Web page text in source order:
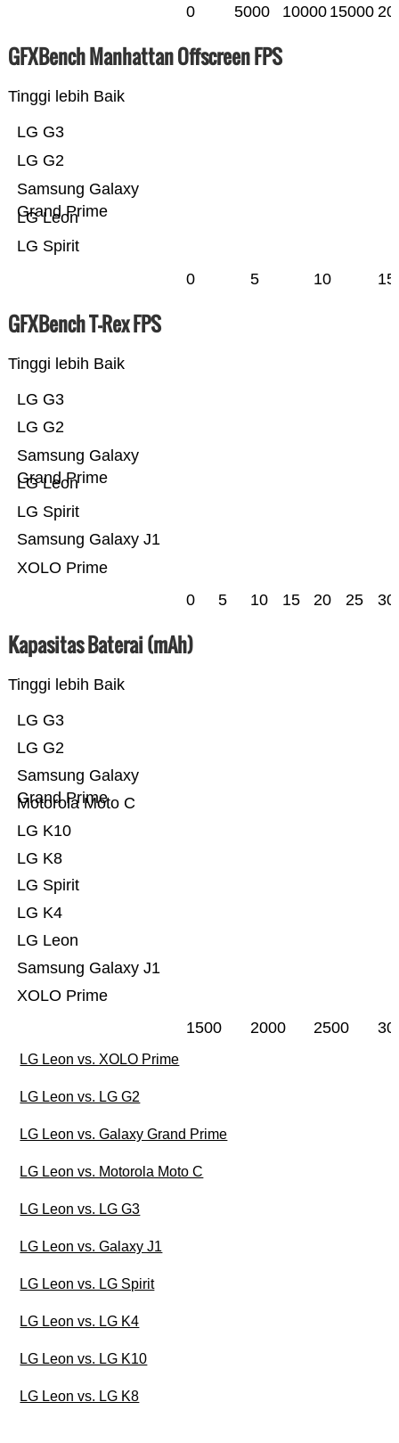
0 5000 10000 15000
GFXBench Manhattan Offscreen FPS
Tinggi lebih Baik
LG Spirit
LG Leon
Samsung Galaxy
Grand Prime
LG G2
LG G3
0 5 10 15
GFXBench T-Rex FPS
Tinggi lebih Baik
XOLO Prime
Samsung Galaxy J1
LG Spirit
LG Leon
Samsung Galaxy
Grand Prime
LG G2
LG G3
0 5 10 15 20 25 30
Kapasitas Baterai (mAh)
Tinggi lebih Baik
XOLO Prime
Samsung Galaxy J1
LG Leon
LG K4
LG Spirit
LG K8
LG K10
Motorola Moto C
Samsung Galaxy
Grand Prime
LG G2
LG G3
1500 2000 2500
LG Leon vs. XOLO Prime
LG Leon vs. LG G2
LG Leon vs. Galaxy Grand Prime
LG Leon vs. Motorola Moto C
LG Leon vs. LG G3
LG Leon vs. Galaxy J1
LG Leon vs. LG Spirit
LG Leon vs. LG K4
LG Leon vs. LG K10
LG Leon vs. LG K8